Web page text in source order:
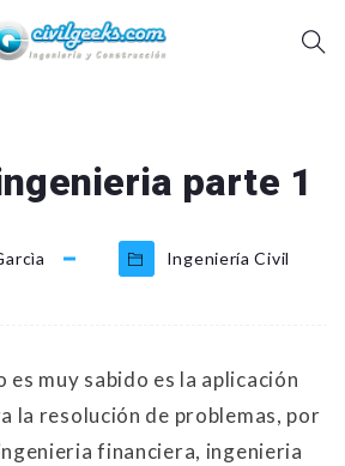
parte 1
Ingeniería Civil
es muy sabido es la aplicación
la resolución de problemas, por
financiera, ingenieria